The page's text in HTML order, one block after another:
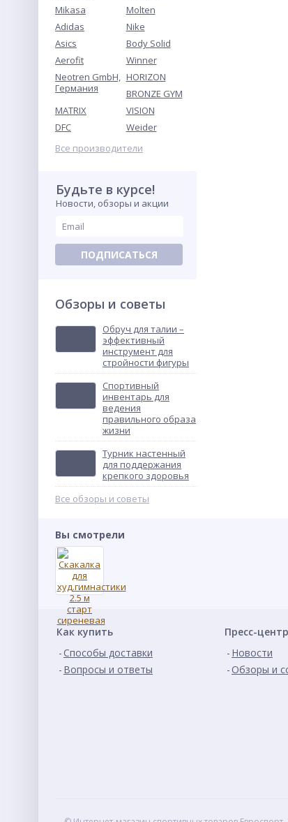
Конструктор машинка 47
деталей инерц.
Mikasa
Molten
Adidas
Nike
Asics
Body Solid
Aerofit
Winner
Neotren GmbH,
Германия
HORIZON
BRONZE GYM
MATRIX
VISION
DFC
Weider
Все производители
Будьте в курсе!
Новости, обзоры и акции
ПОДПИСАТЬСЯ
Обзоры и советы
Обруч для талии –
эффективный
инструмент для
стройности фигуры
Спортивный
инвентарь для
ведения
правильного образа
жизни
Турник настенный
для поддержания
крепкого здоровья
Все обзоры и советы
Вы смотрели
Как купить
Способы доставки
Вопросы и ответы
Пресс-центр
Новости
Обзоры и